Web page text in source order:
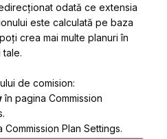
odată ce extensia
este calculată pe baza
crea mai multe planuri în
de comision:
în pagina Commission
.
Commission Plan Settings.